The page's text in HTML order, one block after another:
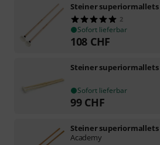
Steiner superiormallets
2
Sofort lieferbar
108 CHF
Steiner superiormallets
Sofort lieferbar
99 CHF
Steiner superiormallets
Academy